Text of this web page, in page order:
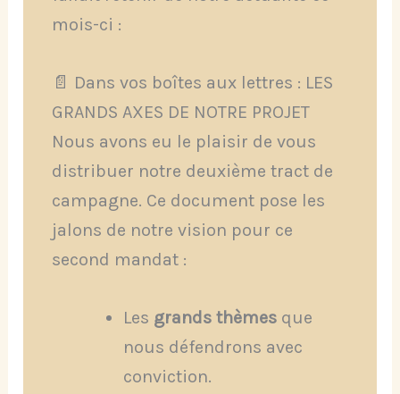
mois-ci :
📄 Dans vos boîtes aux lettres : LES
GRANDS AXES DE NOTRE PROJET
Nous avons eu le plaisir de vous
distribuer notre deuxième tract de
campagne. Ce document pose les
jalons de notre vision pour ce
second mandat :
Les grands thèmesque
nous défendrons avec
conviction.